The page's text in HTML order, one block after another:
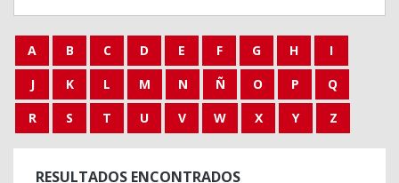
A B C D E F G H
I
J
K L M N Ñ O P
Q
R
S T U V W X Y Z
RESULTADOS ENCONTRADOS